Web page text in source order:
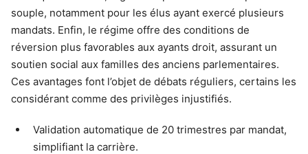
souple, notamment pour les élus ayant exercé plusieurs
mandats. Enfin, le régime offre des conditions de
réversion plus favorables aux ayants droit, assurant un
soutien social aux familles des anciens parlementaires.
Ces avantages font l’objet de débats réguliers, certains les
considérant comme des privilèges injustifiés.
Validation automatique de 20 trimestres par mandat,
simplifiant la carrière.